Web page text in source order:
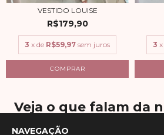
VESTIDO LOUISE
R$179,90
3 x de R$59,97 sem juros
COMPRAR
3 x
Veja o que falam da
NAVEGAÇÃO